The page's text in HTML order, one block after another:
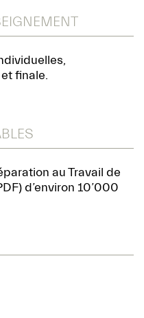
finale.
au Travail de
d’environ 10’000